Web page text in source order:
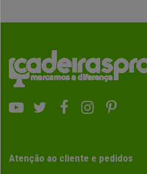
Atenção ao cliente e pedidos